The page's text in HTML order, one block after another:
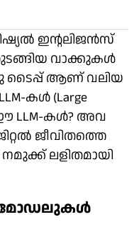
ഇൻ്റലിജൻസ്
തുടങ്ങിയ വാക്കുകൾ
ടൈപ്പ് ആണ് വലിയ
കൾ (Large
ഈ LLM-കൾ? അവ
ജീവിതത്തെ
ലളിതമായി
മോഡലുകൾ